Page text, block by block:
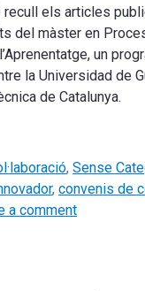
recull els articles
del màster en
, un
la Universidad de
de Catalunya.
, Sense
, convenis de
a comment